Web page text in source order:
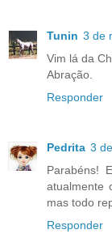
Tunin 3 de
Vim lá da
Abração.
Responder
Pedrita 3
Parabéns!
atualmente
mas todo
Responder